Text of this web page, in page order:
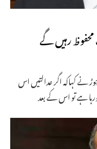
محفوظ رہیں گے
نے کہاکہ اگر عدالتیں اس
ہے تو اس کے بعد